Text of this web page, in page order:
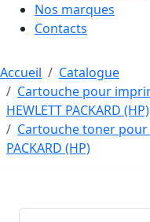
Nos marques
Contacts
Accueil
Catalogue
Cartouche pour
HEWLETT PACKARD (HP)
Cartouche toner pour
PACKARD (HP)